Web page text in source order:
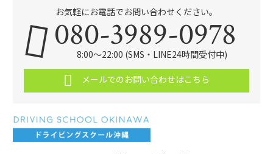
お気軽にお電話でお問い合わせください。
080-3989-0978
8:00～22:00 (SMS・LINE24時間受付中)
メールでのお問い合わせはこちら